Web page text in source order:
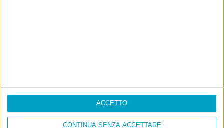
CONTINUA SENZA ACCETTARE
ACCETTO